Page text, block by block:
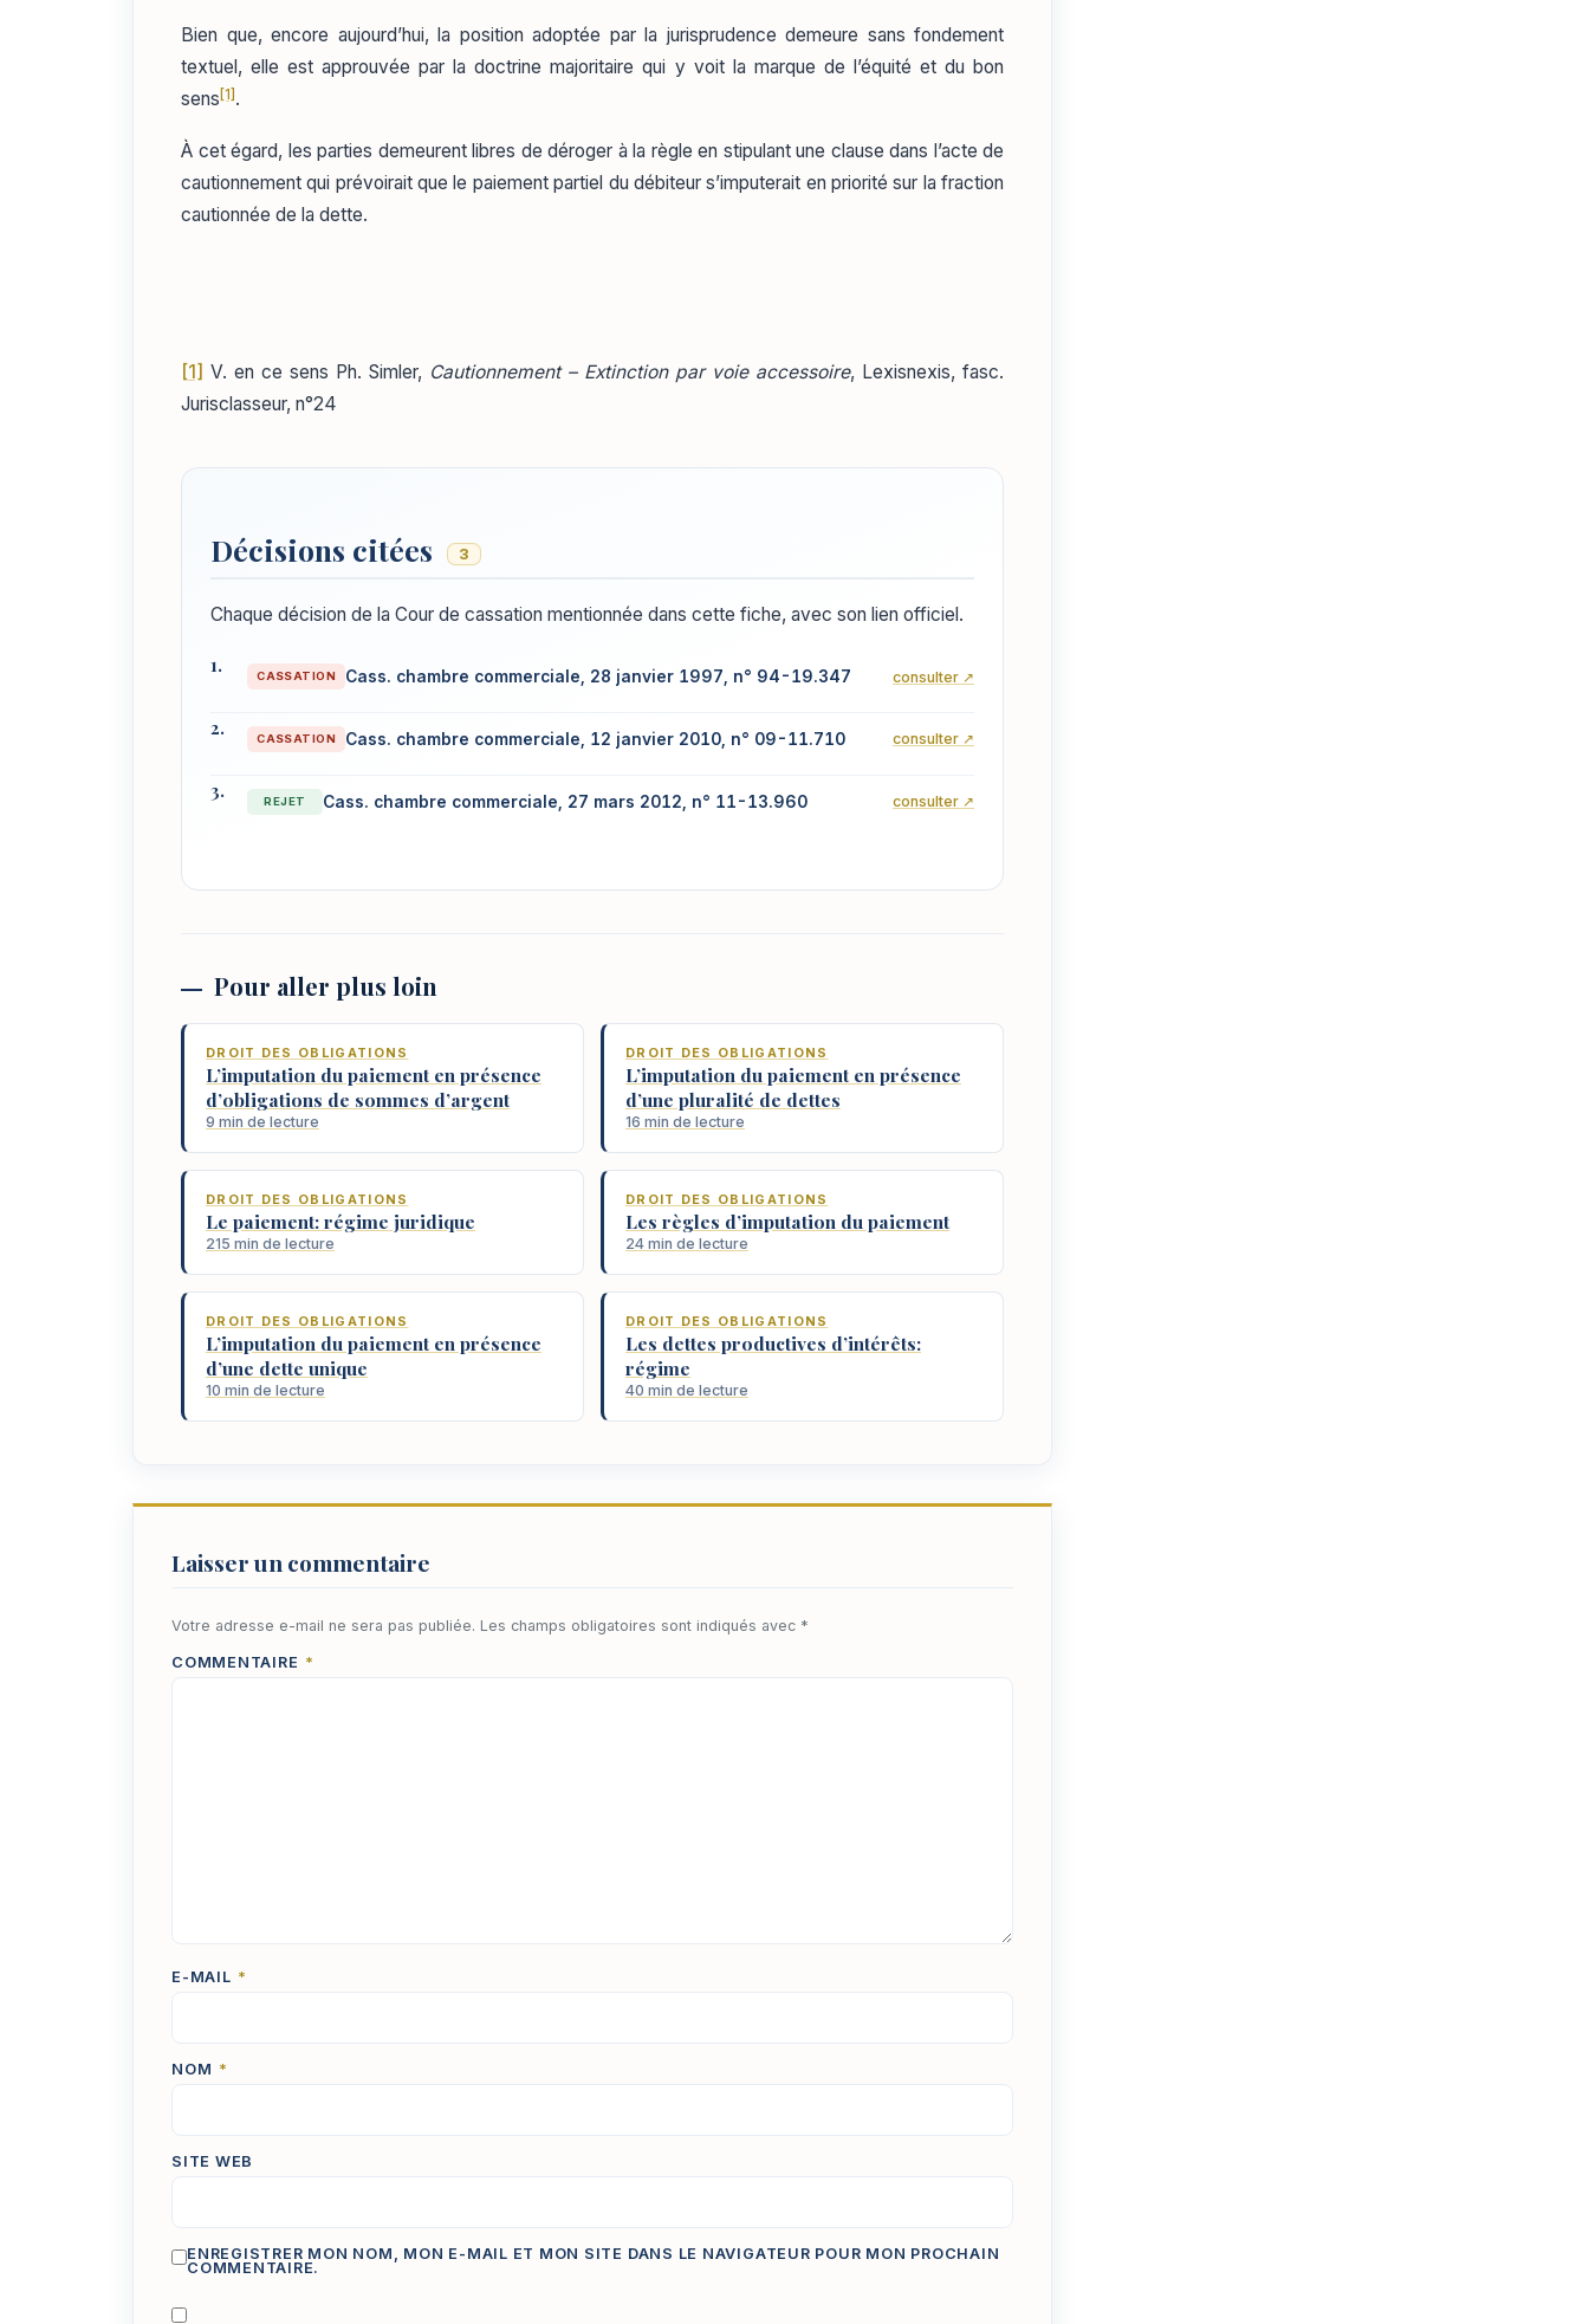
Bien que, encore aujourd’hui, la position adoptée par la jurisprudence demeure sans fondement
textuel, elle est approuvée par la doctrine majoritaire qui y voit la marque de l’équité et du bon
sens [1] .
À cet égard, les parties demeurent libres de déroger à la règle en stipulant une clause dans l’acte de
cautionnement qui prévoirait que le paiement partiel du débiteur s’imputerait en priorité sur la fraction
cautionnée de la dette.
[1] V. en ce sens Ph. Simler, Cautionnement – Extinction par voie accessoire, Lexisnexis, fasc.
Jurisclasseur, n°24
Décisions citées 3
Chaque décision de la Cour de cassation mentionnée dans cette fiche, avec son lien officiel.
CASSATION Cass. chambre commerciale, 28 janvier 1997, n° 94-19.347 consulter ↗
CASSATION Cass. chambre commerciale, 12 janvier 2010, n° 09-11.710 consulter ↗
REJET Cass. chambre commerciale, 27 mars 2012, n° 11-13.960 consulter ↗
Pour aller plus loin
DROIT DES OBLIGATIONS
L’imputation du paiement en présence
d’obligations de sommes d’argent
9 min de lecture
DROIT DES OBLIGATIONS
L’imputation du paiement en présence
d’une pluralité de dettes
16 min de lecture
DROIT DES OBLIGATIONS
Le paiement: régime juridique
215 min de lecture
DROIT DES OBLIGATIONS
Les règles d’imputation du paiement
24 min de lecture
DROIT DES OBLIGATIONS
L’imputation du paiement en présence
d’une dette unique
10 min de lecture
DROIT DES OBLIGATIONS
Les dettes productives d’intérêts:
régime
40 min de lecture
Laisser un commentaire
Votre adresse e-mail ne sera pas publiée. Les champs obligatoires sont indiqués avec *
COMMENTAIRE *
E-MAIL *
NOM *
SITE WEB
ENREGISTRER MON NOM, MON E-MAIL ET MON SITE DANS LE NAVIGATEUR POUR MON PROCHAIN
COMMENTAIRE.